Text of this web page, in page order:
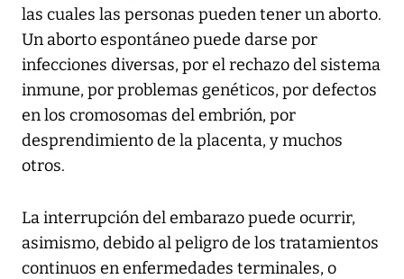
las cuales las personas pueden tener un aborto.
Un aborto espontáneo puede darse por
infecciones diversas, por el rechazo del sistema
inmune, por problemas genéticos, por defectos
en los cromosomas del embrión, por
desprendimiento de la placenta, y muchos
otros.
La interrupción del embarazo puede ocurrir,
asimismo, debido al peligro de los tratamientos
continuos en enfermedades terminales, o